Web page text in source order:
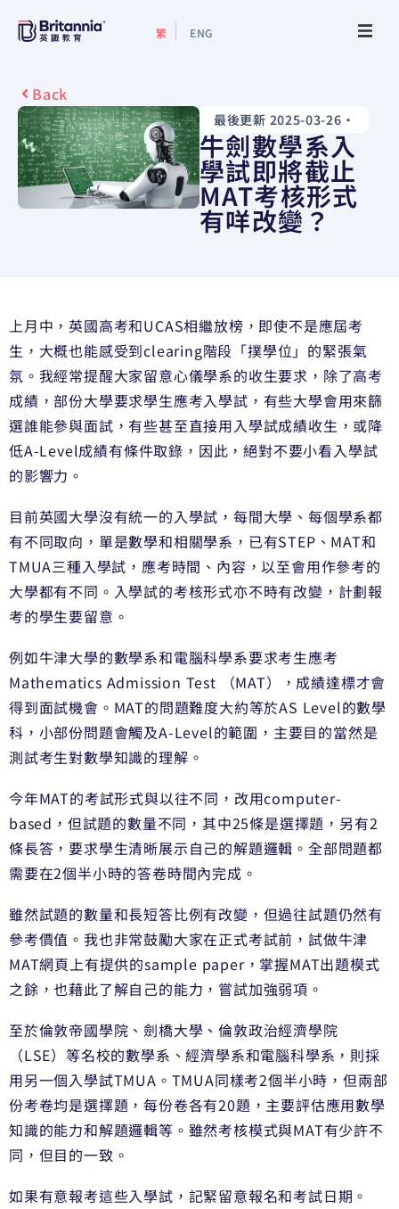
繁 ENG
最新活動
升學指南
預約諮詢
Back
最後更新 2025-03-26 •
牛劍數學系入
學試即將截止
MAT考核形式
有咩改變？
上月中，英國高考和UCAS相繼放榜，即使不是應屆考
生，大概也能感受到clearing階段「撲學位」的緊張氣
氛。我經常提醒大家留意心儀學系的收生要求，除了高考
成績，部份大學要求學生應考入學試，有些大學會用來篩
選誰能參與面試，有些甚至直接用入學試成績收生，或降
低A-Level成績有條件取錄，因此，絕對不要小看入學試
的影響力。
目前英國大學沒有統一的入學試，每間大學、每個學系都
有不同取向，單是數學和相關學系，已有STEP、MAT和
TMUA三種入學試，應考時間、內容，以至會用作參考的
大學都有不同。入學試的考核形式亦不時有改變，計劃報
考的學生要留意。
例如牛津大學的數學系和電腦科學系要求考生應考
Mathematics Admission Test （MAT），成績達標才會
得到面試機會。MAT的問題難度大約等於AS Level的數學
科，小部份問題會觸及A-Level的範圍，主要目的當然是
測試考生對數學知識的理解。
今年MAT的考試形式與以往不同，改用computer-
based，但試題的數量不同，其中25條是選擇題，另有2
條長答，要求學生清晰展示自己的解題邏輯。全部問題都
需要在2個半小時的答卷時間內完成。
雖然試題的數量和長短答比例有改變，但過往試題仍然有
參考價值。我也非常鼓勵大家在正式考試前，試做牛津
MAT網頁上有提供的sample paper，掌握MAT出題模式
之餘，也藉此了解自己的能力，嘗試加強弱項。
至於倫敦帝國學院、劍橋大學、倫敦政治經濟學院
（LSE）等名校的數學系、經濟學系和電腦科學系，則採
用另一個入學試TMUA。TMUA同樣考2個半小時，但兩部
份考卷均是選擇題，每份卷各有20題，主要評估應用數學
知識的能力和解題邏輯等。雖然考核模式與MAT有少許不
同，但目的一致。
如果有意報考這些入學試，記緊留意報名和考試日期。